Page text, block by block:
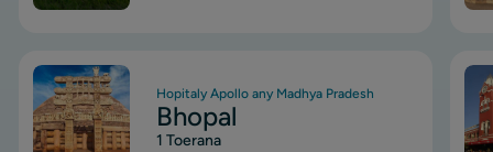
Image
Hopitaly Apollo any Madhya Pradesh
Bhopal
1 Toerana